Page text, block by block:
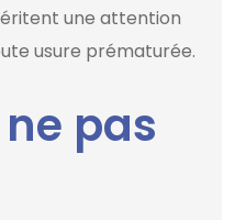
une attention
usure prématurée.
pas